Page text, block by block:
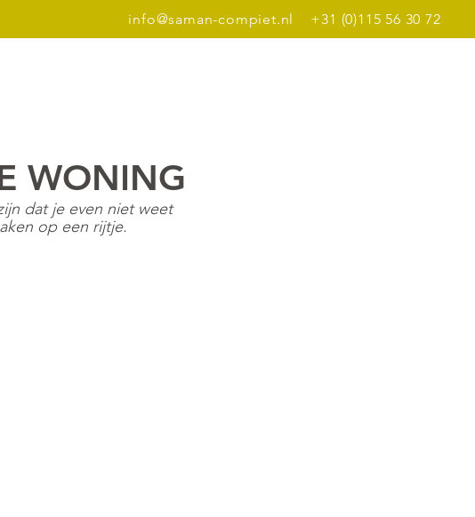
info@saman-compiet.nl +31 (0)115 56 30 72
WONING
dat je even niet weet
op een rijtje.